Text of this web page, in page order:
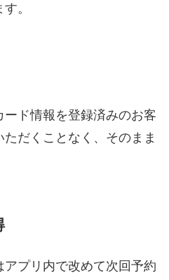
。
ド情報を登録済みのお客
だくことなく、そのまま
プリ内で改めて次回予約